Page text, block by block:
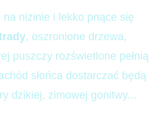
nizinie i lekko pnące się
, oszronione drzewa,
puszczy rozświetlone pełnią
słońca dostarczać będą
dzikiej, zimowej gonitwy...